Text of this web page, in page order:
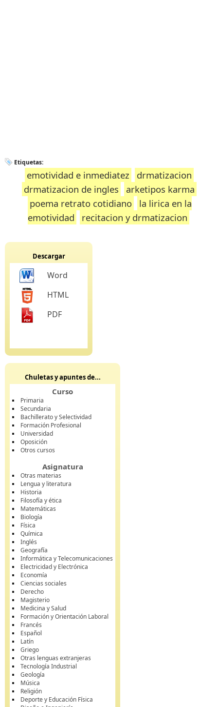
Etiquetas:
emotividad e inmediatez
drmatizacion
drmatizacion de ingles
arketipos karma
poema retrato cotidiano
la lirica en la
emotividad
recitacion y drmatizacion
Descargar
Word
HTML
PDF
Chuletas y apuntes de...
Curso
Primaria
Secundaria
Bachillerato y Selectividad
Formación Profesional
Universidad
Oposición
Otros cursos
Asignatura
Otras materias
Lengua y literatura
Historia
Filosofía y ética
Matemáticas
Biología
Física
Química
Inglés
Geografía
Informática y Telecomunicaciones
Electricidad y Electrónica
Economía
Ciencias sociales
Derecho
Magisterio
Medicina y Salud
Formación y Orientación Laboral
Francés
Español
Latín
Griego
Otras lenguas extranjeras
Tecnología Industrial
Geología
Música
Religión
Deporte y Educación Física